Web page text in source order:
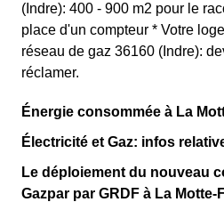
(Indre): 400 - 900 m2 pour le
place d'un compteur * Votre
réseau de gaz 36160 (Indre):
réclamer.
Énergie consommée à La
Électricité et Gaz: infos
Le déploiement du nouveau
Gazpar par GRDF à La Motte-